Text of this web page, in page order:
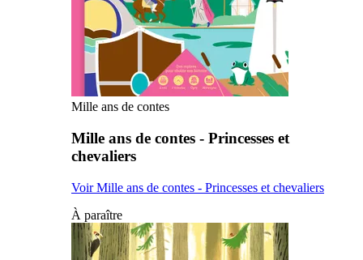
Mille ans de contes
Mille ans de contes - Princesses et
chevaliers
Voir Mille ans de contes - Princesses et chevaliers
À paraître